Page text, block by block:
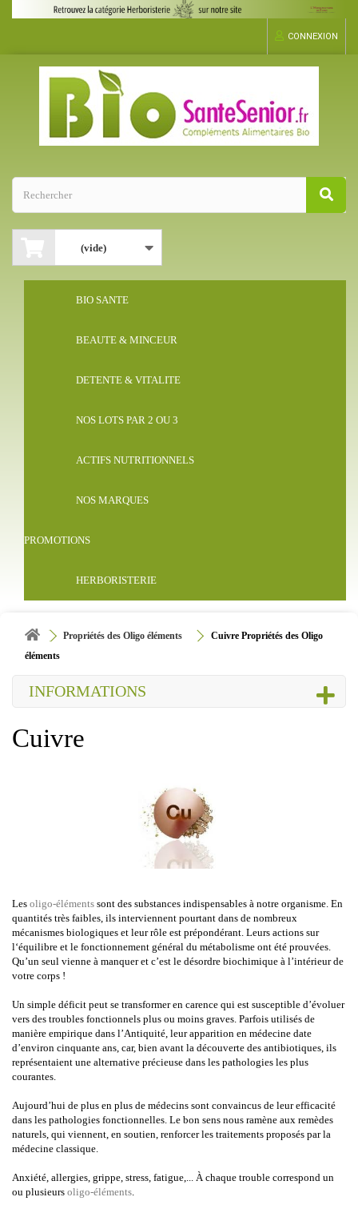
CONNEXION
(vide)
BIO SANTE
BEAUTE & MINCEUR
DETENTE & VITALITE
NOS LOTS PAR 2 OU 3
ACTIFS NUTRITIONNELS
NOS MARQUES
PROMOTIONS
HERBORISTERIE
Propriétés des Oligo éléments
Cuivre Propriétés des Oligo
éléments
INFORMATIONS
Cuivre
Les oligo-éléments sont des substances indispensables à notre organisme. En
quantités très faibles, ils interviennent pourtant dans de nombreux
mécanismes biologiques et leur rôle est prépondérant. Leurs actions sur
l‘équilibre et le fonctionnement général du métabolisme ont été prouvées.
Qu’un seul vienne à manquer et c’est le désordre biochimique à l’intérieur de
votre corps !
Un simple déficit peut se transformer en carence qui est susceptible d’évoluer
vers des troubles fonctionnels plus ou moins graves. Parfois utilisés de
manière empirique dans l’Antiquité, leur apparition en médecine date
d’environ cinquante ans, car, bien avant la découverte des antibiotiques, ils
représentaient une alternative précieuse dans les pathologies les plus
courantes.
Aujourd’hui de plus en plus de médecins sont convaincus de leur efficacité
dans les pathologies fonctionnelles. Le bon sens nous ramène aux remèdes
naturels, qui viennent, en soutien, renforcer les traitements proposés par la
médecine classique.
Anxiété, allergies, grippe, stress, fatigue,... À chaque trouble correspond un
ou plusieurs oligo-éléments